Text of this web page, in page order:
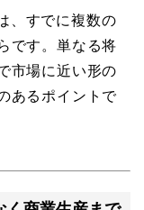
、すでに複数の
です。単なる将
市場に近い形の
あるポイントで